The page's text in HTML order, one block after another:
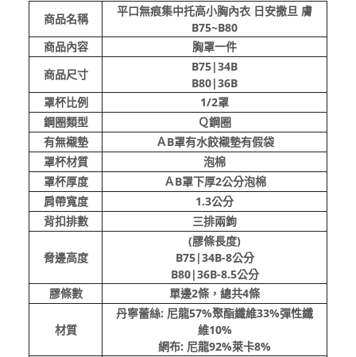
商品名稱
平口無痕集中托高小胸內衣 日安撒旦 膚
B75~B80
商品內容
胸罩一件
商品尺寸
B75|34B
B80|36B
罩杯比例
1/2罩
鋼圈類型
Ｑ鋼圈
有無襯墊
ＡB罩有水餃襯墊有假袋
罩杯材質
泡棉
罩杯厚度
ＡB罩下厚2公分泡棉
肩帶寬度
1.3公分
背扣排數
三排兩鉤
脅邊高度
(膠條長度)
B75|34B-8公分
B80|36B-8.5公分
膠條數
單邊2條，總共4條
材質
丹寧蕾絲: 尼龍57%聚酯纖維33%彈性纖
維10%
網布: 尼龍92%萊卡8%